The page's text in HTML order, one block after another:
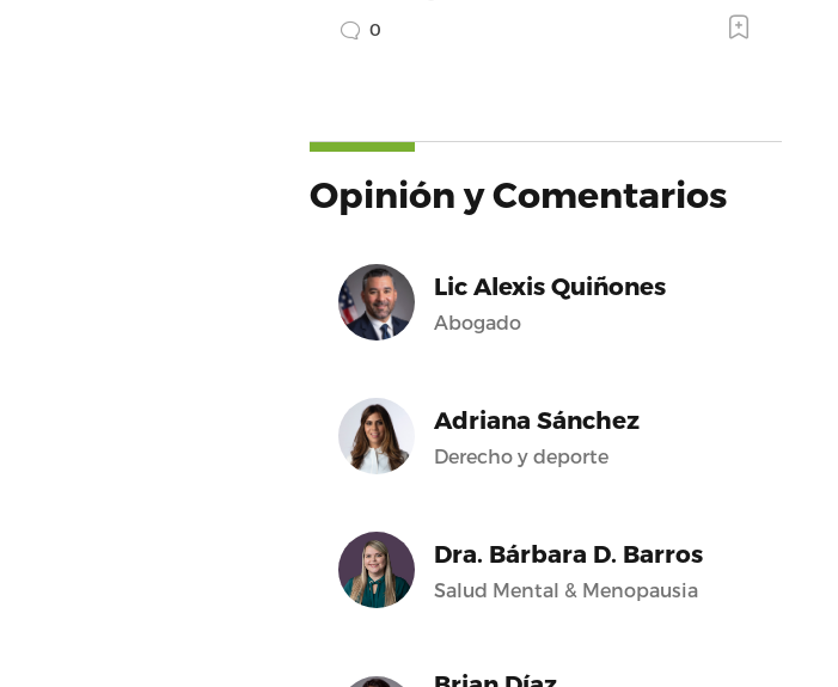
0
Opinión y Comentarios
Lic Alexis Quiñones
Abogado
Adriana Sánchez
Derecho y deporte
Dra. Bárbara D. Barros
Salud Mental & Menopausia